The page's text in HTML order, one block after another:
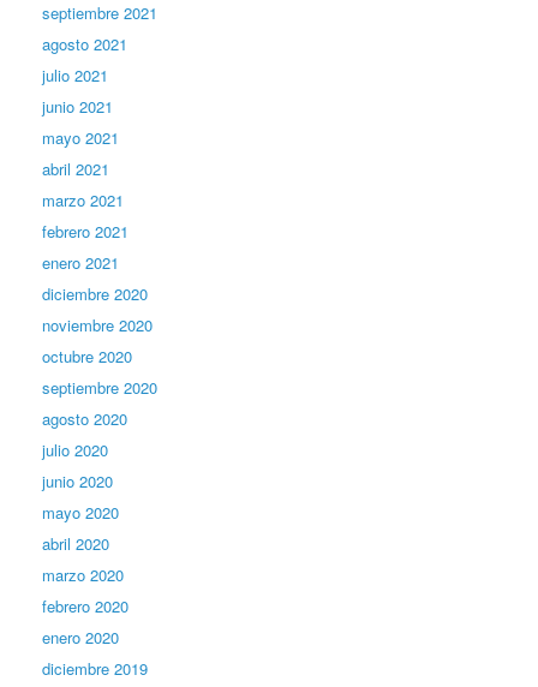
septiembre 2021
agosto 2021
julio 2021
junio 2021
mayo 2021
abril 2021
marzo 2021
febrero 2021
enero 2021
diciembre 2020
noviembre 2020
octubre 2020
septiembre 2020
agosto 2020
julio 2020
junio 2020
mayo 2020
abril 2020
marzo 2020
febrero 2020
enero 2020
diciembre 2019